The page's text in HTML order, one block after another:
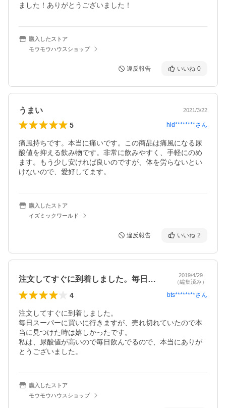
ました！ありがとうございました！
購入したストア
モウモウハウスショップ
違反報告 いいね 0
うまい 2021/3/22
5 hid********さん
痛風持ちです。本当に痛いです。この商品は痛風になる尿
酸値を抑える飲み物です。非常に飲みやすく、手軽にのめ
ます。もう少し安ければ良いのですが、体を労らないとい
けないので、愛好してます。
購入したストア
イズミックワールド
違反報告 いいね 2
注文してすぐに到着しました。毎日スーパ…
2019/4/29
（編集済み）
4 bts********さん
注文してすぐに到着しました。
毎日スーパーに買いに行きますが、売れ切れていたので本
当に見つけた時は嬉しかったです。
私は、尿酸値が高いので毎日飲んでるので、本当にありが
とうございました。
購入したストア
モウモウハウスショップ